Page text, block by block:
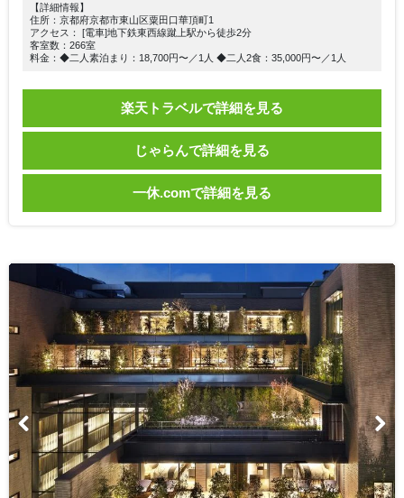
【詳細情報】
住所：京都府京都市東山区粟田口華頂町1
アクセス： [電車]地下鉄東西線蹴上駅から徒歩2分
客室数：266室
料金：◆二人素泊まり：18,700円〜／1人 ◆二人2食：35,000円〜／1人
楽天トラベルで詳細を見る
じゃらんで詳細を見る
一休.comで詳細を見る